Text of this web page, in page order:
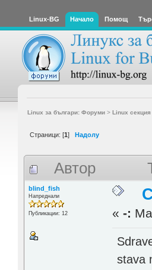
Linux-BG Начало Помощ
Linux за българи: Форуми> Linux
Страници: [1] Надолу
Автор
blind_fish
Напреднали
Публикации: 12 «-:
stava